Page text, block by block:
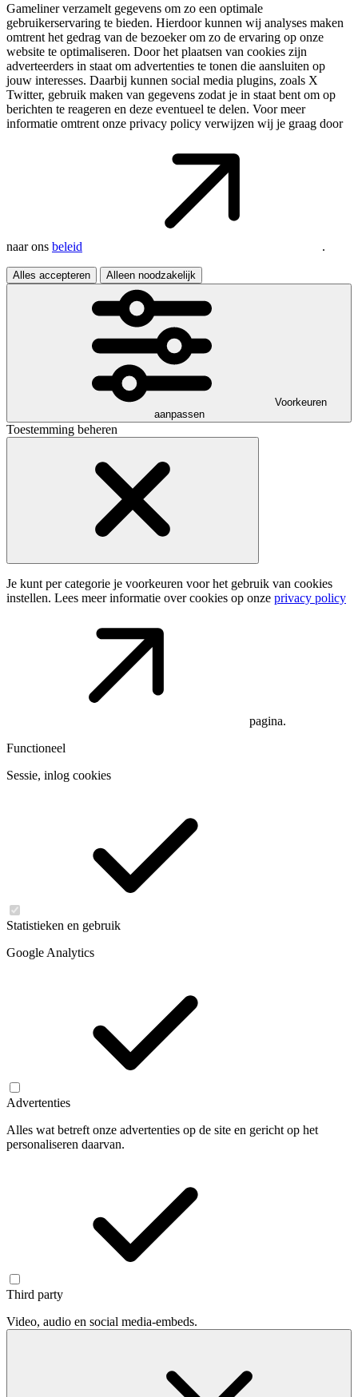
Gameliner verzamelt gegevens om zo een optimale
gebruikerservaring te bieden. Hierdoor kunnen wij analyses maken
omtrent het gedrag van de bezoeker om zo de ervaring op onze
website te optimaliseren. Door het plaatsen van cookies zijn
adverteerders in staat om advertenties te tonen die aansluiten op
jouw interesses. Daarbij kunnen social media plugins, zoals X
Twitter, gebruik maken van gegevens zodat je in staat bent om op
berichten te reageren en deze eventueel te delen. Voor meer
informatie omtrent onze privacy policy verwijzen wij je graag door
naar ons beleid .
Alles accepteren Alleen noodzakelijk
Voorkeuren
aanpassen
Toestemming beheren
Je kunt per categorie je voorkeuren voor het gebruik van cookies
instellen. Lees meer informatie over cookies op onze privacy policy
pagina.
Functioneel
Sessie, inlog cookies
Statistieken en gebruik
Google Analytics
Advertenties
Alles wat betreft onze advertenties op de site en gericht op het
personaliseren daarvan.
Third party
Video, audio en social media-embeds.